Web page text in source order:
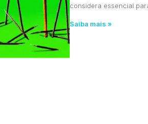
considera essencial
Saiba mais »